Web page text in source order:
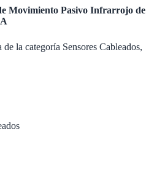
Movimiento Pasivo Infrarrojo de
la categoría Sensores Cableados,